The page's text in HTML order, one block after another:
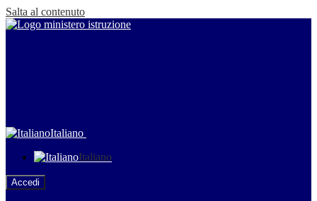
Salta al contenuto
Italiano
Italiano
Accedi